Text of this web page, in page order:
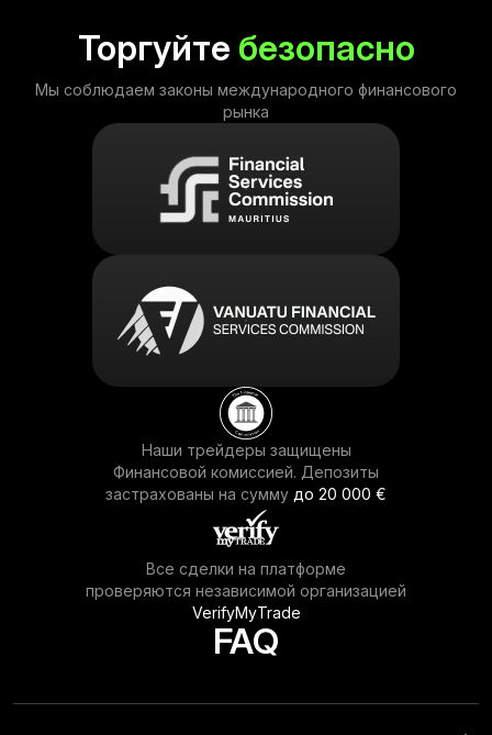
Торгуйте безопасно
Мы соблюдаем законы международного финансового
рынка
Наши трейдеры защищены
Финансовой комиссией. Депозиты
застрахованы на сумму до 20 000 €
Все сделки на платформе
проверяются независимой организацией
VerifyMyTrade
FAQ